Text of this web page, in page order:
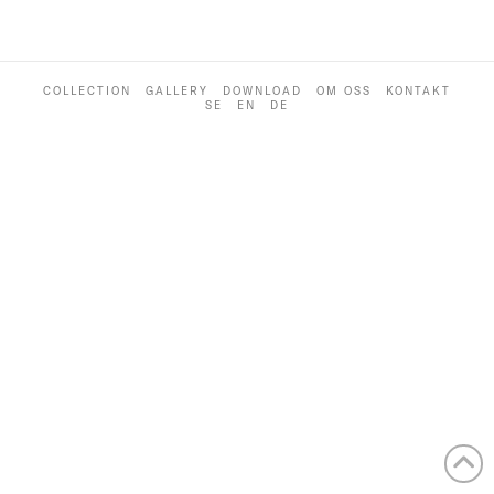
COLLECTION GALLERY DOWNLOAD OM OSS
KONTAKT
SE
EN DE